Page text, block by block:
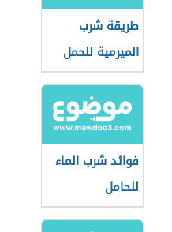
طريقة شرب
الميرمية للحمل
فوائد شرب الماء
للحامل